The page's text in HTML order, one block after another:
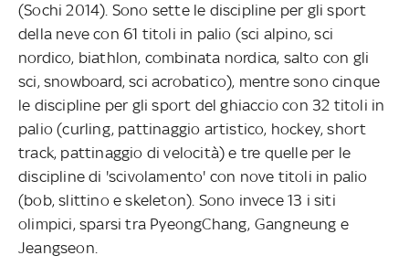
(Sochi 2014). Sono sette le discipline per gli sport
della neve con 61 titoli in palio (sci alpino, sci
nordico, biathlon, combinata nordica, salto con gli
sci, snowboard, sci acrobatico), mentre sono cinque
le discipline per gli sport del ghiaccio con 32 titoli in
palio (curling, pattinaggio artistico, hockey, short
track, pattinaggio di velocità) e tre quelle per le
discipline di 'scivolamento' con nove titoli in palio
(bob, slittino e skeleton). Sono invece 13 i siti
olimpici, sparsi tra PyeongChang, Gangneung e
Jeangseon.